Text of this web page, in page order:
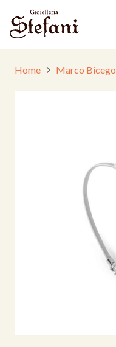
Home Marco Bicego